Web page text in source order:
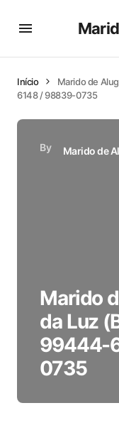
Início
Marido de
6148 / 98839-0735
By Marido de
Marido
da Luz
99444-
0735